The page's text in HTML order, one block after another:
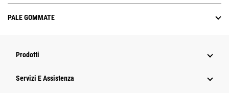
PALE GOMMATE
Prodotti
Servizi E Assistenza